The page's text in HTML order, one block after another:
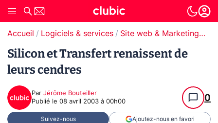
Accueil Logiciels & services Site web & Marketing Digital
Silicon et Transfert renaissent de
leurs cendres
Par Jérôme Bouteiller
Publié le 08 avril 2003 à 00h00 0
Suivez-nous Ajoutez-nous en favori